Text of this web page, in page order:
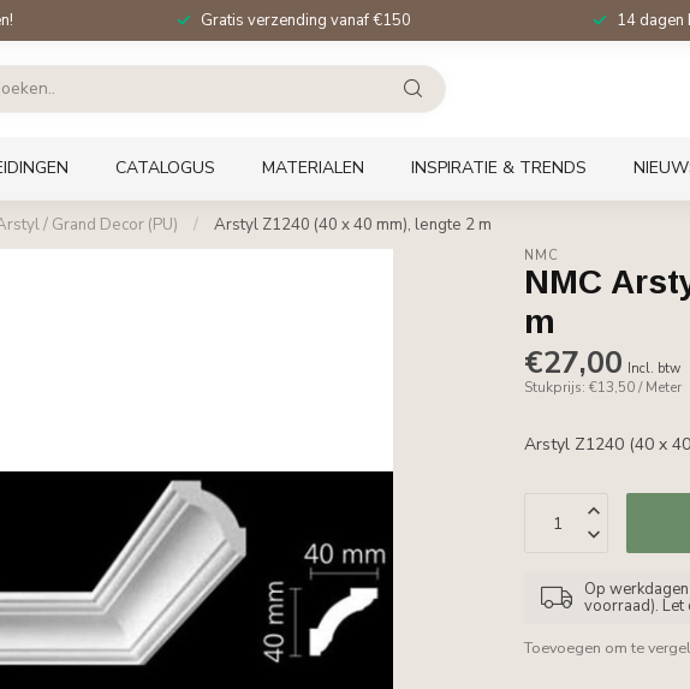
Gratis verzending vanaf €150 14 dagen
CATALOGUS MATERIALEN INSPIRATIE & TRENDS
/ Grand Decor (PU) / Arstyl Z1240 (40 x 40 mm), lengte 2 m
NMC
NMC
m
€27,00 Incl. btw
Stukprijs: €13,50 / Meter
Arstyl Z1240 (40 x
Op
voorraad). Let
Toevoegen om te